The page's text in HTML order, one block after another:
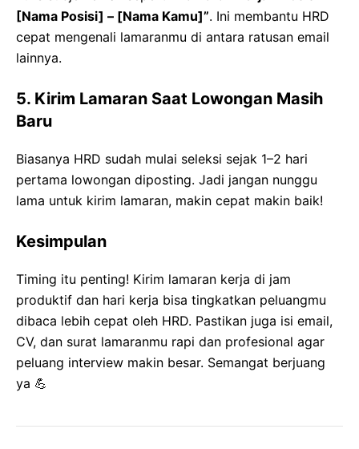
[Nama Posisi] – [Nama Kamu]”. Ini membantu HRD
cepat mengenali lamaranmu di antara ratusan email
lainnya.
5. Kirim Lamaran Saat Lowongan Masih
Baru
Biasanya HRD sudah mulai seleksi sejak 1–2 hari
pertama lowongan diposting. Jadi jangan nunggu
lama untuk kirim lamaran, makin cepat makin baik!
Kesimpulan
Timing itu penting! Kirim lamaran kerja di jam
produktif dan hari kerja bisa tingkatkan peluangmu
dibaca lebih cepat oleh HRD. Pastikan juga isi email,
CV, dan surat lamaranmu rapi dan profesional agar
peluang interview makin besar. Semangat berjuang
ya 💪